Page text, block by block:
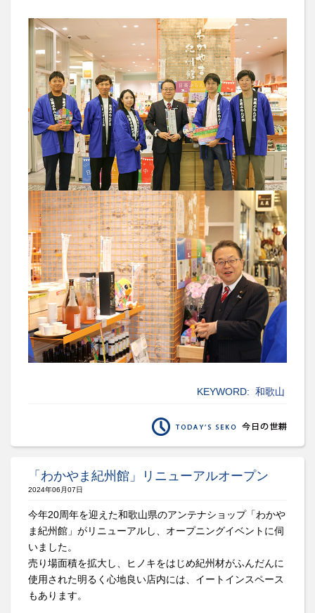
KEYWORD: 和歌山
「わかやま紀州館」リニューアルオープン
2024年06月07日
今年20周年を迎えた和歌山県のアンテナショップ「わかや
ま紀州館」がリニューアルし、オープニングイベントに伺
いました。
売り場面積を拡大し、ヒノキをはじめ紀州材がふんだんに
使用された明るく心地良い店内には、イートインスペース
もあります。